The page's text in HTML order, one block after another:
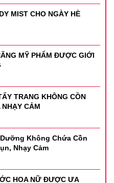
MIST CHO NGÀY HÈ
MỸ PHẨM ĐƯỢC GIỚI
TRANG KHÔNG CỒN
NHẠY CẢM
Không Chứa Cồn
Nhạy Cảm
HOA NỮ ĐƯỢC ƯA